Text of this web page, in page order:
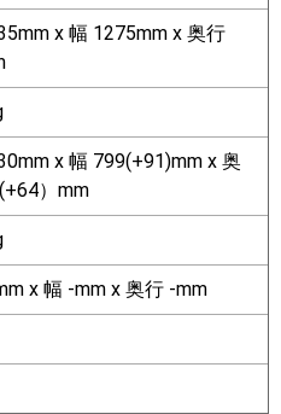
x 幅 1275mm x 奥行
x 幅 799(+91)mm x 奥
）mm
x 幅 -mm x 奥行 -mm